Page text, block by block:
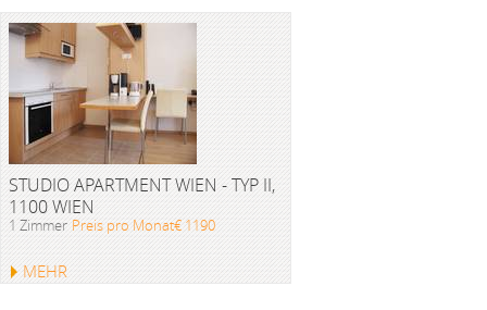
STUDIO APARTMENT WIEN - TYP II,
1100 WIEN
1 Zimmer Preis pro Monat€ 1190
MEHR